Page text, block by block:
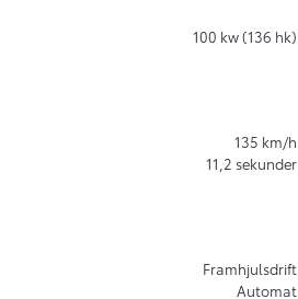
100 kw (136 hk)
135 km/h
11,2 sekunder
Framhjulsdrift
Automat